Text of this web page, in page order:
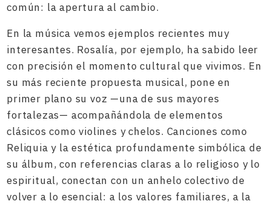
común: la apertura al cambio.
En la música vemos ejemplos recientes muy
interesantes. Rosalía, por ejemplo, ha sabido leer
con precisión el momento cultural que vivimos. En
su más reciente propuesta musical, pone en
primer plano su voz —una de sus mayores
fortalezas— acompañándola de elementos
clásicos como violines y chelos. Canciones como
Reliquia y la estética profundamente simbólica de
su álbum, con referencias claras a lo religioso y lo
espiritual, conectan con un anhelo colectivo de
volver a lo esencial: a los valores familiares, a la